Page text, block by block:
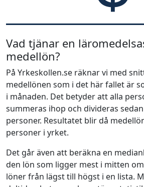
Vad tjänar en
medellön?
På Yrkeskollen.se räknar vi med
medellönen som i det här fallet är
i månaden. Det betyder att alla
summeras ihop och divideras
personer. Resultatet blir då
personer i yrket.
Det går även att beräkna en
den lön som ligger mest i mitten
löner från lägst till högst i en lista.